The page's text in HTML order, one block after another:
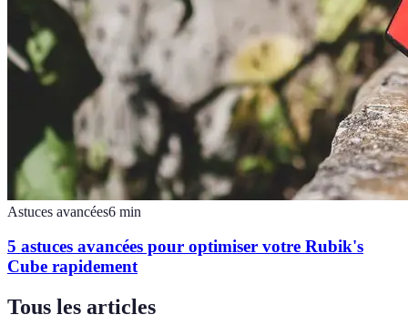
Astuces avancées6 min
5 astuces avancées pour optimiser votre Rubik's
Cube rapidement
Tous les articles